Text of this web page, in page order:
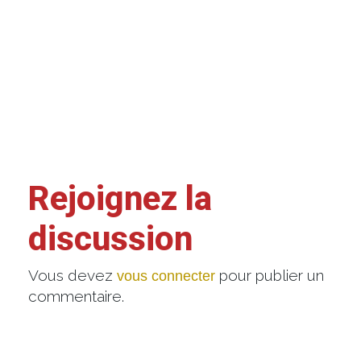
Rejoignez la
discussion
Vous devez vous connecter pour publier un
commentaire.